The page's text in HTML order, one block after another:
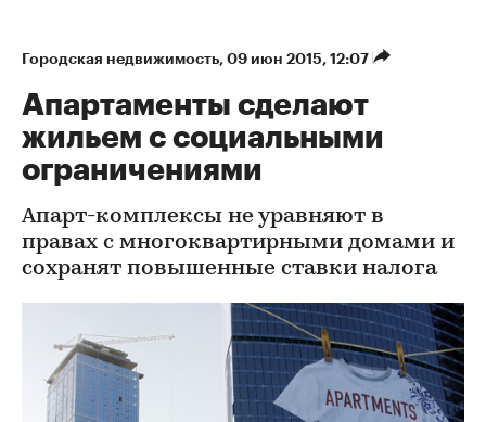
Городская недвижимость⁠, 09 июн 2015, 12:07
Апартаменты сделают
жильем с социальными
ограничениями
Апарт-комплексы не уравняют в
правах с многоквартирными домами и
сохранят повышенные ставки налога